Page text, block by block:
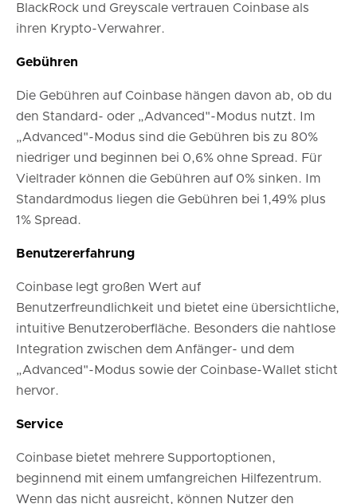
BlackRock und Greyscale vertrauen Coinbase als
ihren Krypto-Verwahrer.
Gebühren
Die Gebühren auf Coinbase hängen davon ab, ob du
den Standard- oder „Advanced"-Modus nutzt. Im
„Advanced"-Modus sind die Gebühren bis zu 80%
niedriger und beginnen bei 0,6% ohne Spread. Für
Vieltrader können die Gebühren auf 0% sinken. Im
Standardmodus liegen die Gebühren bei 1,49% plus
1% Spread.
Benutzererfahrung
Coinbase legt großen Wert auf
Benutzerfreundlichkeit und bietet eine übersichtliche,
intuitive Benutzeroberfläche. Besonders die nahtlose
Integration zwischen dem Anfänger- und dem
„Advanced"-Modus sowie der Coinbase-Wallet sticht
hervor.
Service
Coinbase bietet mehrere Supportoptionen,
beginnend mit einem umfangreichen Hilfezentrum.
Wenn das nicht ausreicht, können Nutzer den